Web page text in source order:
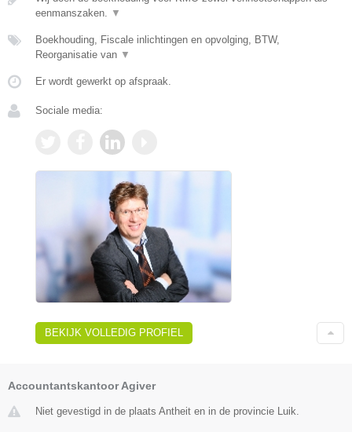
eenmanszaken. ▼
Boekhouding, Fiscale inlichtingen en opvolging, BTW,
Reorganisatie van ▼
Er wordt gewerkt op afspraak.
Sociale media:
BEKIJK VOLLEDIG PROFIEL
Accountantskantoor Agiver
Niet gevestigd in de plaats Antheit en in de provincie Luik.